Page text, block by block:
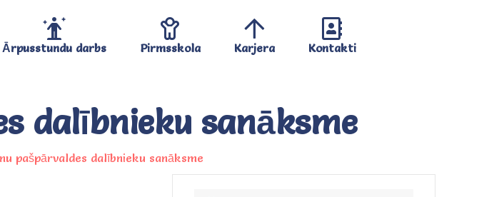
Ārpusstundu darbs Pirmsskola Karjera Kontakti
dalībnieku sanāksme
pašpārvaldes dalībnieku sanāksme